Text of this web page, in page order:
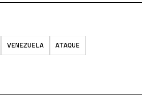
VENEZUELA ATAQUE